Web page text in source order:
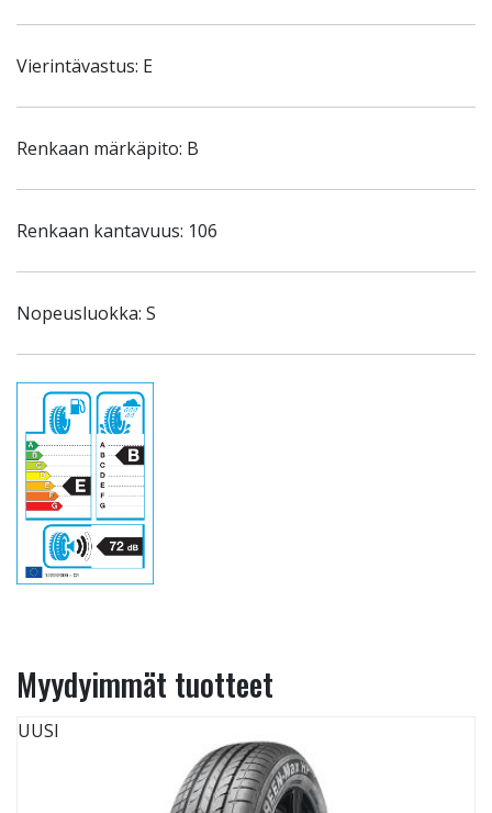
Vierintävastus: E
Renkaan märkäpito: B
Renkaan kantavuus: 106
Nopeusluokka: S
Myydyimmät tuotteet
UUSI